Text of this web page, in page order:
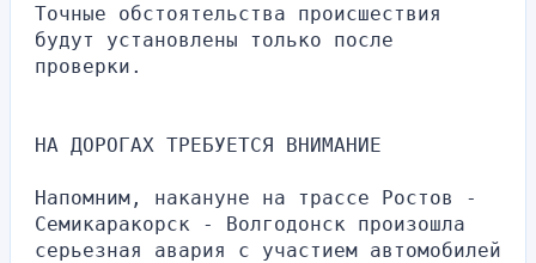
Точные обстоятельства происшествия
будут установлены только после
проверки.
НА ДОРОГАХ ТРЕБУЕТСЯ ВНИМАНИЕ
Напомним, накануне на трассе Ростов -
Семикаракорск - Волгодонск произошла
серьезная авария с участием автомобилей